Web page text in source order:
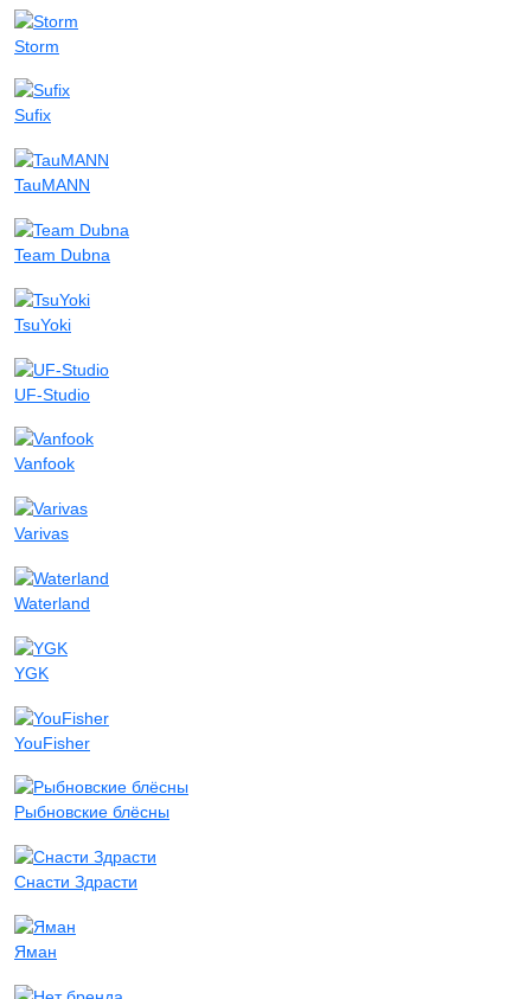
Storm
Sufix
TauMANN
Team Dubna
TsuYoki
UF-Studio
Vanfook
Varivas
Waterland
YGK
YouFisher
Рыбновские блёсны
Снасти Здрасти
Яман